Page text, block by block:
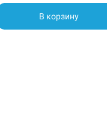
В корзину